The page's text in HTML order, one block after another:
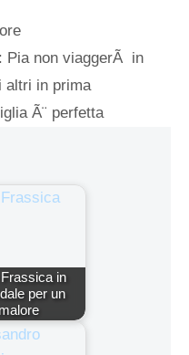
Pia non viaggerÃ in
altri in prima
Ã¨ perfetta
in
per un
malore